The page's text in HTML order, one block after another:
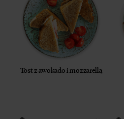
Tost z awokado i mozzarellą